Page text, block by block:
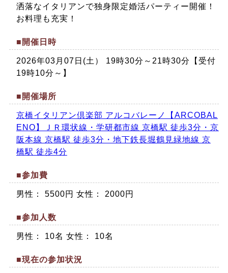
洒落なイタリアンで独身限定婚活パーティー開催！
お料理も充実！
■開催日時
2026年03月07日(土） 19時30分～21時30分【受付
19時10分～】
■開催場所
京橋イタリアン倶楽部 アルコバレーノ【ARCOBAL
ENO】ＪＲ環状線・学研都市線 京橋駅 徒歩3分・京
阪本線 京橋駅 徒歩3分・地下鉄長堀鶴見緑地線 京
橋駅 徒歩4分
■参加費
男性： 5500円 女性： 2000円
■参加人数
男性： 10名 女性： 10名
■現在の参加状況